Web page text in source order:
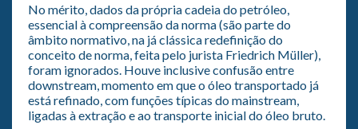
No mérito, dados da própria cadeia do petróleo,
essencial à compreensão da norma (são parte do
âmbito normativo, na já clássica redefinição do
conceito de norma, feita pelo jurista Friedrich Müller),
foram ignorados. Houve inclusive confusão entre
downstream, momento em que o óleo transportado já
está refinado, com funções típicas do mainstream,
ligadas à extração e ao transporte inicial do óleo bruto.